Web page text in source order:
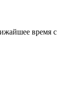
время с